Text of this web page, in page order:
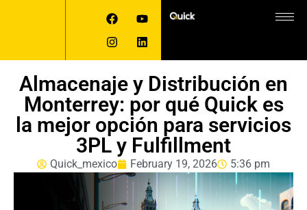
Almacenaje y Distribución en
Monterrey: por qué Quick es
la mejor opción para servicios
3PL y Fulfillment
Quick_mexico February 19, 2026 5:36 pm